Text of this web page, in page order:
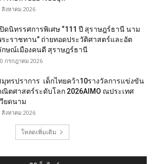
สิงหาคม 2026
ปิดนิทรรศการพิเศษ “111 ปี สุราษฎร์ธานี นาม
ะราชทาน” ถ่ายทอดประวัติศาสตร์และอัต
กษณ์เมืองคนดี สุราษฎร์ธานี
กรกฎาคม 2026
มุทรปราการ เด็กไทยคว้า10รางวัลการแข่งขัน
ณิตศาสตร์ระดับโลก 2026AIMO ณประเทศ
วียดนาม
สิงหาคม 2026
โหลดเพิ่มเติม